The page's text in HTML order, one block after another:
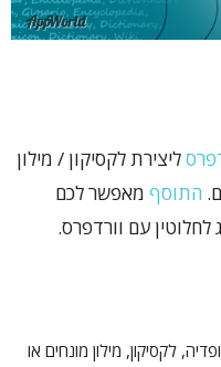
ליצירת לקסיקון / מילון
התוסף מאפשר לכם
לחלוטין עם וורדפרס.
לקסיקון, מילון מונחים או